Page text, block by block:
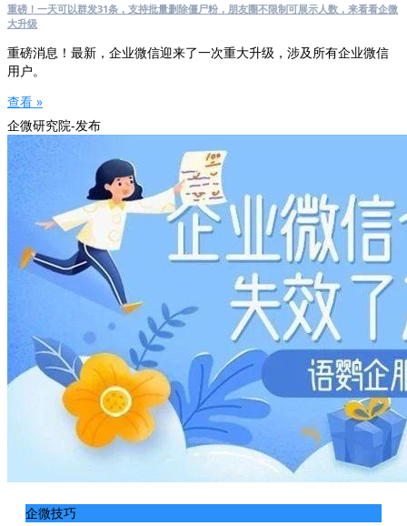
重磅！一天可以群发31条，支持批量删除僵尸粉，朋友圈不限制可展示人数，来看看企微
大升级
重磅消息！最新，企业微信迎来了一次重大升级，涉及所有企业微信
用户。
查看 »
企微研究院-发布
企微技巧